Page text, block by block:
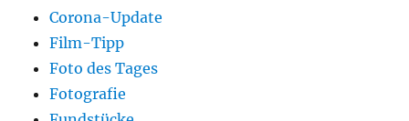
Corona-Update
Film-Tipp
Foto des Tages
Fotografie